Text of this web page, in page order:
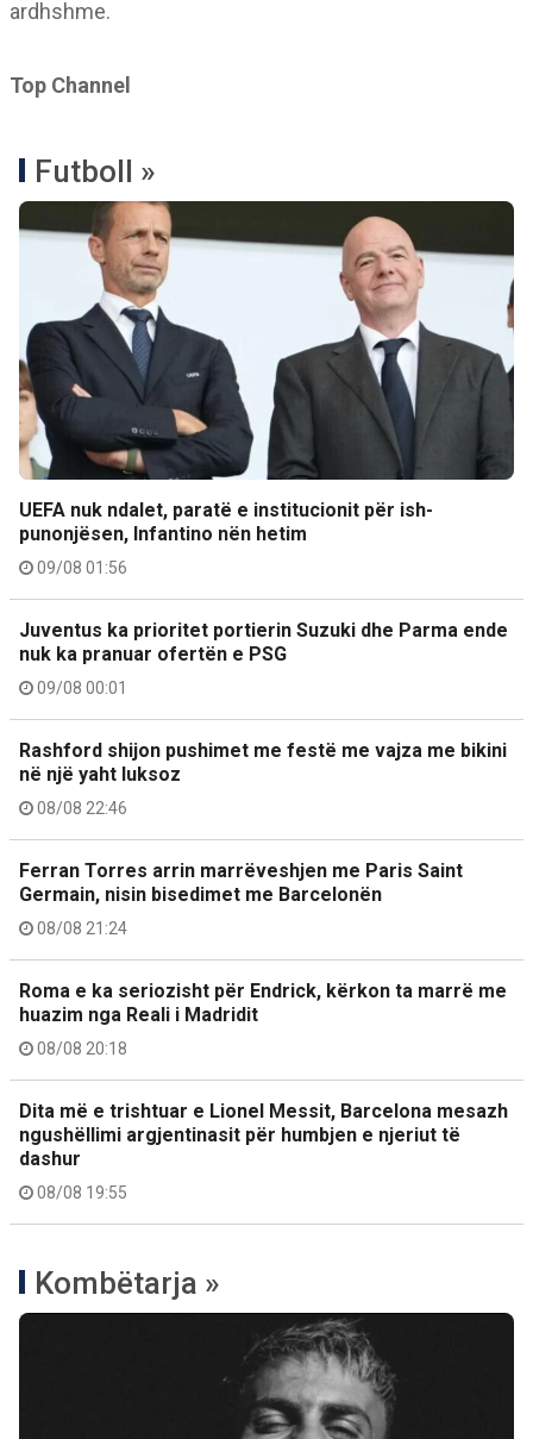
ardhshme.
Top Channel
Futboll »
UEFA nuk ndalet, paratë e institucionit për ish-
punonjësen, Infantino nën hetim
09/08 01:56
Juventus ka prioritet portierin Suzuki dhe Parma ende
nuk ka pranuar ofertën e PSG
09/08 00:01
Rashford shijon pushimet me festë me vajza me bikini
në një yaht luksoz
08/08 22:46
Ferran Torres arrin marrëveshjen me Paris Saint
Germain, nisin bisedimet me Barcelonën
08/08 21:24
Roma e ka seriozisht për Endrick, kërkon ta marrë me
huazim nga Reali i Madridit
08/08 20:18
Dita më e trishtuar e Lionel Messit, Barcelona mesazh
ngushëllimi argjentinasit për humbjen e njeriut të
dashur
08/08 19:55
Kombëtarja »